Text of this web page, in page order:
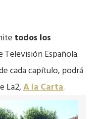
todos los
Televisión Española.
cada capítulo, podrá
La2,A la Carta.